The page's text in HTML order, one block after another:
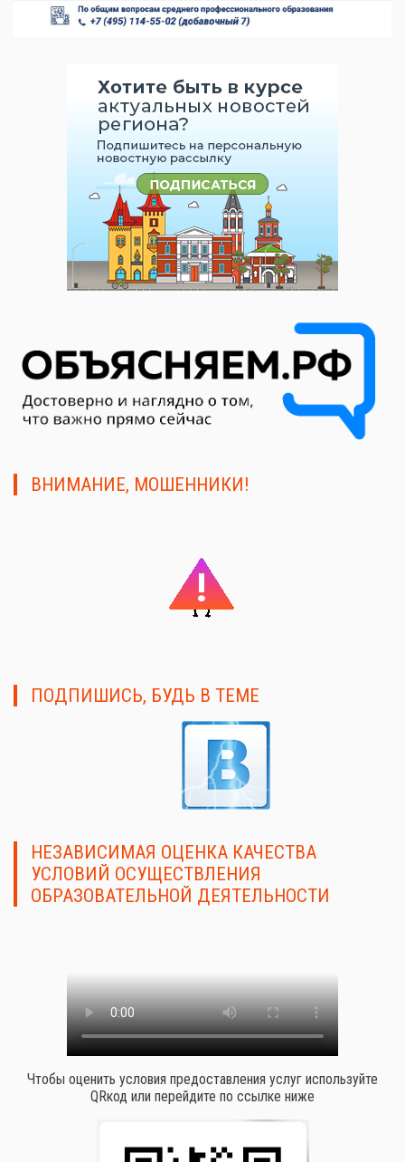
ВНИМАНИЕ, МОШЕННИКИ!
ПОДПИШИСЬ, БУДЬ В ТЕМЕ
НЕЗАВИСИМАЯ ОЦЕНКА КАЧЕСТВА
УСЛОВИЙ ОСУЩЕСТВЛЕНИЯ
ОБРАЗОВАТЕЛЬНОЙ ДЕЯТЕЛЬНОСТИ
Чтобы оценить условия предоставления услуг используйте
QRкод или перейдите по ссылке ниже